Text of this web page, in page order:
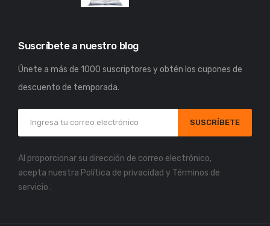
Suscríbete a nuestro blog
Únete a más de 1000 suscriptores y obtén los cupones de
descuento de temporada.
SUSCRÍBETE
Al proporcionar su dirección de correo electrónico,
acepta nuestra Política de privacidad y Términos de
servicio .